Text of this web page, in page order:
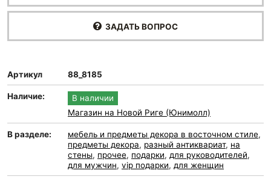
ЗАДАТЬ ВОПРОС
Артикул 88_8185
Наличие:
В наличии
Магазин на Новой Риге (Юнимолл)
В разделе: мебель и предметы декора в восточном стиле,
предметы декора, разный антиквариат, на
стены, прочее, подарки, для руководителей,
для мужчин, vip подарки, для женщин